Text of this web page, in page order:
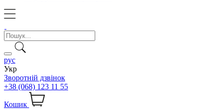
рус
Укр
Зворотній дзвінок
+38 (068) 123 11 55
Кошик